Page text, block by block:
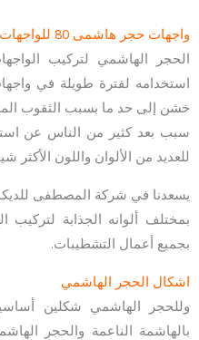
واجهات حجر هاشمى 80 للواجهات في مصر
الحجر الهاشمي لتركيب
استخدامه لفترة طويلة في
خشن إلى حد ما بسبب الثقوب
سبب بعد كثير من الناس عن
للعديد من الألوان واللون الأكثر
يسعدنا في شركة المصطفى
بمختلف ألوانه الجذابة لتركيب
بجميع أعمال التشطيبات.
اشكال الحجر الهاشمي
وللحجر الهاشمي شكلين
بالهاشمة الناعمة والحجر